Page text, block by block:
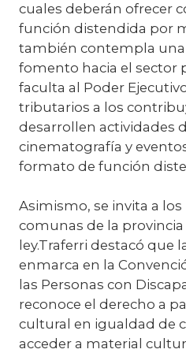
cuales deberán ofrecer
función distendida por
también contempla
fomento hacia el sector
faculta al Poder
tributarios a los
desarrollen actividades
cinematografía y
formato de función
Asimismo, se invita a
comunas de la provincia
ley.Traferri destacó que
enmarca en la
las Personas con
reconoce el derecho a
cultural en igualdad de
acceder a material